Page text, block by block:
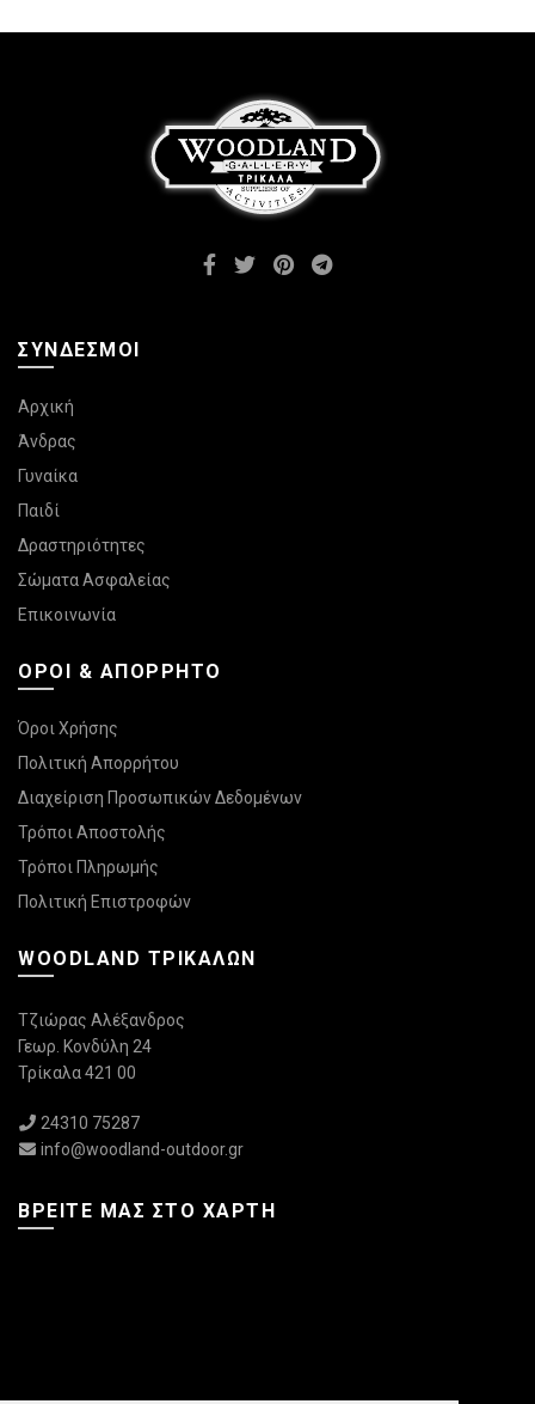
Οι
επιλεγούν
στη
ΣΎΝΔΕΣΜΟΙ
Αρχική
Άνδρας
Γυναίκα
Παιδί
Δραστηριότητες
Σώματα Ασφαλείας
Επικοινωνία
ΌΡΟΙ & ΑΠΌΡΡΗΤΟ
Όροι Χρήσης
Πολιτική Απορρήτου
Διαχείριση Προσωπικών Δεδομένων
Τρόποι Αποστολής
Τρόποι Πληρωμής
Πολιτική Επιστροφών
WOODLAND ΤΡΙΚΆΛΩΝ
Τζιώρας Αλέξανδρος
Γεωρ. Κονδύλη 24
Τρίκαλα 421 00
24310 75287
info@woodland-outdoor.gr
ΒΡΕΊΤΕ ΜΑΣ ΣΤΟ ΧΆΡΤΗ